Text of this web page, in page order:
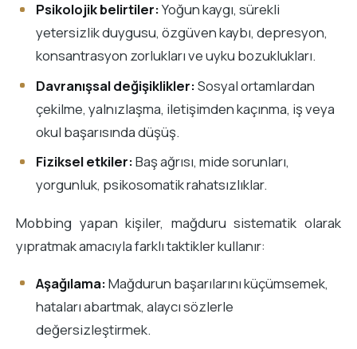
Psikolojik belirtiler:Yoğun kaygı, sürekli
yetersizlik duygusu, özgüven kaybı, depresyon,
konsantrasyon zorlukları ve uyku bozuklukları.
Davranışsal değişiklikler:Sosyal ortamlardan
çekilme, yalnızlaşma, iletişimden kaçınma, iş veya
okul başarısında düşüş.
Fiziksel etkiler:Baş ağrısı, mide sorunları,
yorgunluk, psikosomatik rahatsızlıklar.
Mobbing yapan kişiler, mağduru sistematik olarak
yıpratmak amacıyla farklı taktikler kullanır:
Aşağılama:Mağdurun başarılarını küçümsemek,
hataları abartmak, alaycı sözlerle
değersizleştirmek.